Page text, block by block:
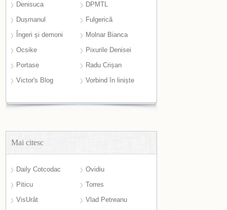
Denisuca
DPMTL
Dușmanul
Fulgerică
Îngeri și demoni
Molnar Bianca
Ocsike
Pixurile Denisei
Portase
Radu Crișan
Victor's Blog
Vorbind în liniște
Mai citesc
Daily Cotcodac
Ovidiu
Piticu
Torres
VisUrât
Vlad Petreanu